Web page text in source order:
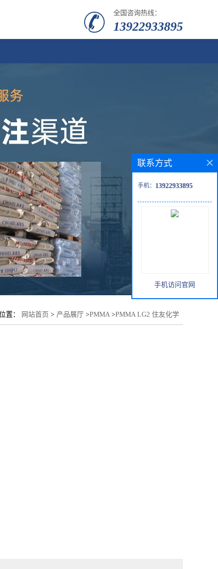
全国咨询热线：
13922933895
置： 网站首页 > 产品展厅 >PMMA >PMMA LG2 住友化学
联系方式
手机： 13922933895
手机访问官网